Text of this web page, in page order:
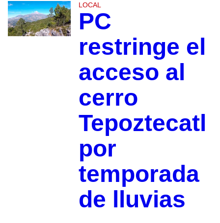
LOCAL
PC
restringe el
acceso al
cerro
Tepoztecatl
por
temporada
de lluvias